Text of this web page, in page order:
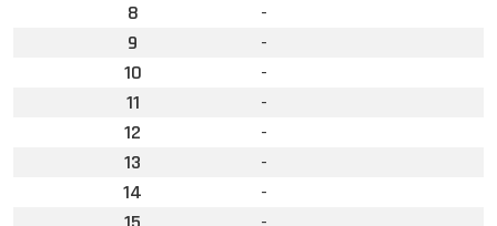
8
-
9
-
10
-
11
-
12
-
13
-
14
-